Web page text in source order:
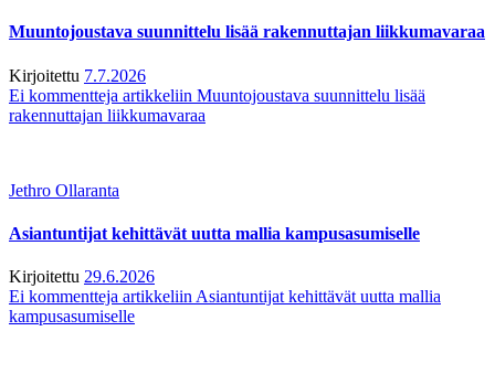
Muuntojoustava suunnittelu lisää rakennuttajan liikkumavaraa
Kirjoitettu 7.7.2026
Ei kommentteja artikkeliin Muuntojoustava suunnittelu lisää
rakennuttajan liikkumavaraa
Jethro Ollaranta
Asiantuntijat kehittävät uutta mallia kampusasumiselle
Kirjoitettu 29.6.2026
Ei kommentteja artikkeliin Asiantuntijat kehittävät uutta mallia
kampusasumiselle